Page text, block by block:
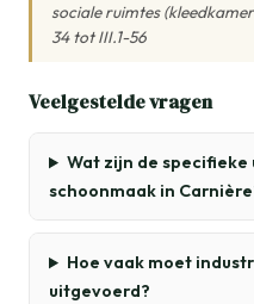
sociale ruimtes
34 tot III.1-56
Veelgestelde vragen
Wat zijn de
schoonmaak in
Hoe vaak moet
uitgevoerd?